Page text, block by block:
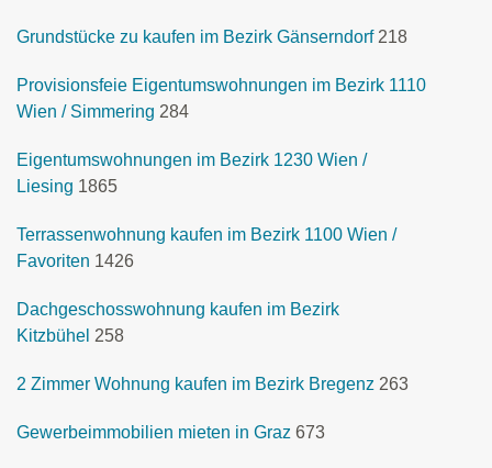
Grundstücke zu kaufen im Bezirk Gänserndorf 218
Provisionsfeie Eigentumswohnungen im Bezirk 1110
Wien / Simmering 284
Eigentumswohnungen im Bezirk 1230 Wien /
Liesing 1865
Terrassenwohnung kaufen im Bezirk 1100 Wien /
Favoriten 1426
Dachgeschosswohnung kaufen im Bezirk
Kitzbühel 258
2 Zimmer Wohnung kaufen im Bezirk Bregenz 263
Gewerbeimmobilien mieten in Graz 673